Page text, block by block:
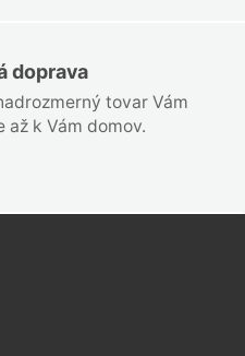
doprava
tovar Vám
až k Vám domov.